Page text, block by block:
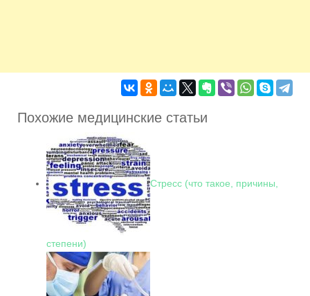
Похожие медицинские статьи
Стресс (что такое, причины,
степени)